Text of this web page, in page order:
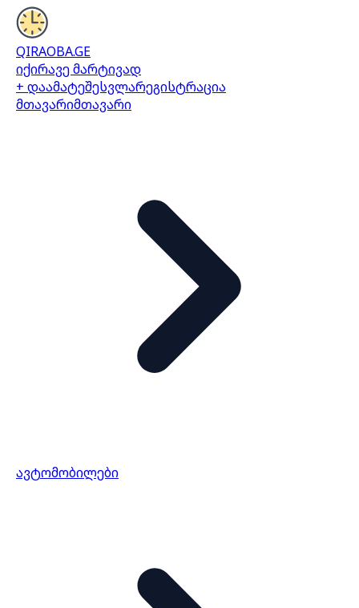
QIRAOBA.GE
იქირავე მარტივად
+ დაამატეშესვლარეგისტრაცია
მთავარიმთავარი
ავტომობილები